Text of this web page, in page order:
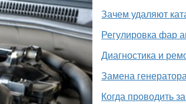
Зачем удаляют
Регулировка фар
Диагностика и
Замена
Когда проводить